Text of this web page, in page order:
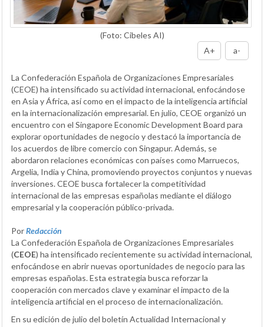
(Foto: Cibeles AI)
A+
a-
La Confederación Española de Organizaciones Empresariales
(CEOE) ha intensificado su actividad internacional, enfocándose
en Asia y África, así como en el impacto de la inteligencia artificial
en la internacionalización empresarial. En julio, CEOE organizó un
encuentro con el Singapore Economic Development Board para
explorar oportunidades de negocio y destacó la importancia de
los acuerdos de libre comercio con Singapur. Además, se
abordaron relaciones económicas con países como Marruecos,
Argelia, India y China, promoviendo proyectos conjuntos y nuevas
inversiones. CEOE busca fortalecer la competitividad
internacional de las empresas españolas mediante el diálogo
empresarial y la cooperación público-privada.
PorRedacción
La Confederación Española de Organizaciones Empresariales
(CEOE) ha intensificado recientemente su actividad internacional,
enfocándose en abrir nuevas oportunidades de negocio para las
empresas españolas. Esta estrategia busca reforzar la
cooperación con mercados clave y examinar el impacto de la
inteligencia artificial en el proceso de internacionalización.
En su edición de julio del boletín Actualidad Internacional y